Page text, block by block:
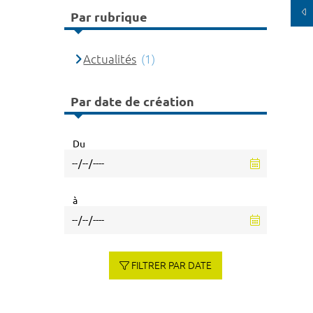
Par rubrique
Actualités (1)
Par date de création
Du
à
FILTRER PAR DATE